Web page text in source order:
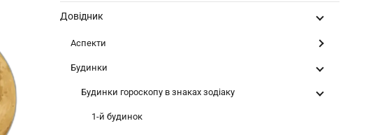
Довідник
Аспекти
Будинки
Будинки гороскопу в знаках зодіаку
1-й будинок